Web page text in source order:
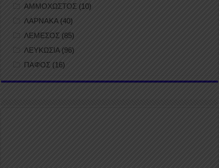
ΑΜΜΟΧΩΣΤΟΣ (10)
ΛΑΡΝΑΚΑ(40)
ΛΕΜΕΣΟΣ (85)
ΛΕΥΚΩΣΙΑ(96)
ΠΑΦΟΣ (16)